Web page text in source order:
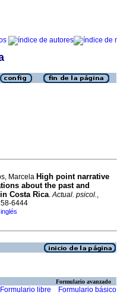
Marcela High point narrative
about the past and
Costa Rica.Actual. psicol.,
6444
Formulario avanzado
Formulario libre Formulario básico